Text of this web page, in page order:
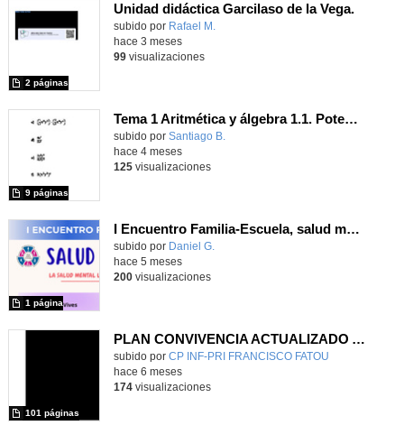
Unidad didáctica Garcilaso de la Vega.
Contenido educativo.
subido por Rafael M.
2 páginas
hace 3 meses
99visualizaciones
Tema 1 Aritmética y álgebra 1.1. Potencias
Contenido educativo.
subido por Santiago B.
9 páginas
hace 4 meses
125visualizaciones
I Encuentro Familia-Escuela, salud mental y bienestar emocional
Contenido educativo.
subido por Daniel G.
1 página
hace 5 meses
200visualizaciones
PLAN CONVIVENCIA ACTUALIZADO A 19-01-2026
Contenido educativo.
subido por CP INF-PRI FRANCISCO FATOU
101 páginas
hace 6 meses
174visualizaciones